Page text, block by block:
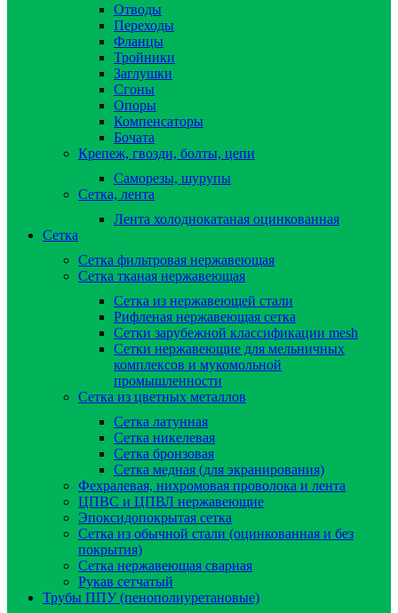
Отводы
Переходы
Фланцы
Тройники
Заглушки
Сгоны
Опоры
Компенсаторы
Бочата
Крепеж, гвозди, болты, цепи
Саморезы, шурупы
Сетка, лента
Лента холоднокатаная оцинкованная
Сетка
Сетка фильтровая нержавеющая
Сетка тканая нержавеющая
Сетка из нержавеющей стали
Рифленая нержавеющая сетка
Сетки зарубежной классификации mesh
Сетки нержавеющие для мельничных
комплексов и мукомольной
промышленности
Сетка из цветных металлов
Сетка латунная
Сетка никелевая
Сетка бронзовая
Сетка медная (для экранирования)
Фехралевая, нихромовая проволока и лента
ЦПВС и ЦПВЛ нержавеющие
Эпоксидопокрытая сетка
Сетка из обычной стали (оцинкованная и без
покрытия)
Сетка нержавеющая сварная
Рукав сетчатый
Трубы ППУ (пенополиуретановые)